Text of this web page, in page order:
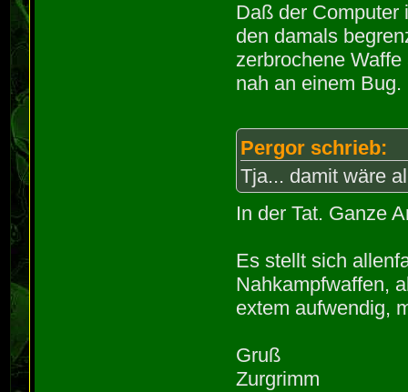
Daß der Computer
den damals
zerbrochene
nah an einem Bug.
Pergor schrieb:
Tja... damit wäre
In der Tat. Ganze
Es stellt sich
Nahkampfwaffen,
extem aufwendig,
Gruß
Zurgrimm